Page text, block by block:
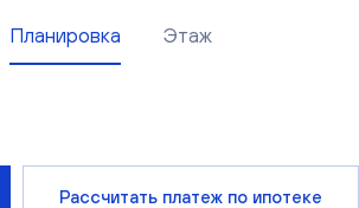
Планировка Этаж
Рассчитать платеж по ипотеке